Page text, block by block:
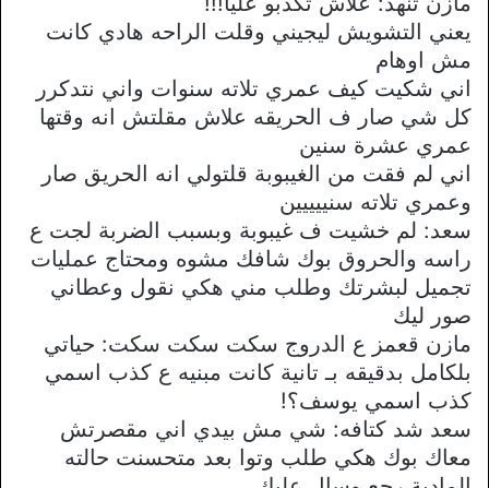
يعني التشويش ليجيني وقلت الراحه هادي كانت
مش اوهام
اني شكيت كيف عمري تلاته سنوات واني نتدكرر
كل شي صار ف الحريقه علاش مقلتش انه وقتها
عمري عشرة سنين
اني لم فقت من الغيبوبة قلتولي انه الحريق صار
وعمري تلاته سنييييين
سعد: لم خشيت ف غيبوبة وبسبب الضربة لجت ع
راسه والحروق بوك شافك مشوه ومحتاج عمليات
تجميل لبشرتك وطلب مني هكي نقول وعطاني
صور ليك
مازن قعمز ع الدروج سكت سكت سكت: حياتي
بلكامل بدقيقه بـ تانية كانت مبنيه ع كذب اسمي
كذب اسمي يوسف؟!
سعد شد كتافه: شي مش بيدي اني مقصرتش
معاك بوك هكي طلب وتوا بعد متحسنت حالته